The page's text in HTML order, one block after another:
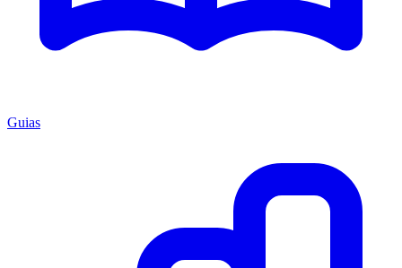
Guias